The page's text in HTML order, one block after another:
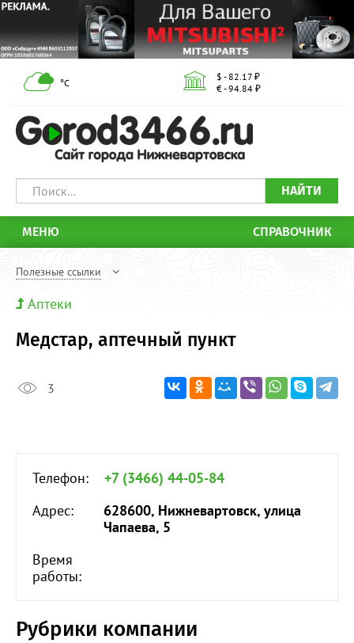
°С
$ - 82.17 ₽
€ - 94.84 ₽
НАЙТИ
МЕНЮ СПРАВОЧНИК
Полезные ссылки
Аптеки
Медстар, аптечный пункт
3
Телефон:
+7 (3466) 44-05-84
Адрес:
628600, Нижневартовск, улица
Чапаева, 5
Время
работы:
Рубрики компании